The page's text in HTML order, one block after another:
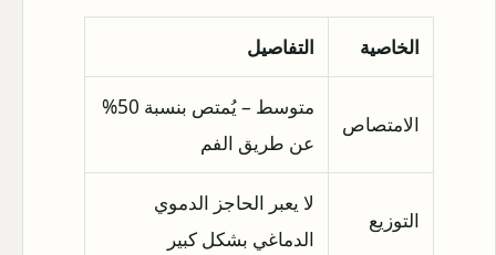
الخاصية التفاصيل
الامتصاص
متوسط – يُمتص بنسبة 50%
عن طريق الفم
التوزيع
لا يعبر الحاجز الدموي
الدماغي بشكل كبير